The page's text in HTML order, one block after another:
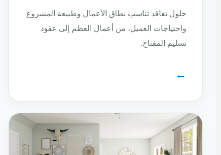
حلول تعاقد تناسب نطاق الأعمال وطبيعة المشروع
واحتياجات العميل، من أعمال العظم إلى عقود
تسليم المفتاح.
←